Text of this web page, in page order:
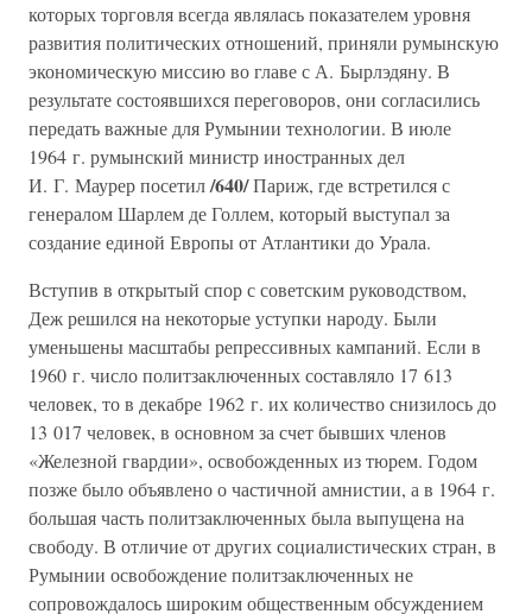
которых торговля всегда являлась показателем уровня
развития политических отношений, приняли румынскую
экономическую миссию во главе с А. Бырлэдяну. В
результате состоявшихся переговоров, они согласились
передать важные для Румынии технологии. В июле
1964 г. румынский министр иностранных дел
И. Г. Маурер посетил/640/Париж, где встретился с
генералом Шарлем де Голлем, который выступал за
создание единой Европы от Атлантики до Урала.
Вступив в открытый спор с советским руководством,
Деж решился на некоторые уступки народу. Были
уменьшены масштабы репрессивных кампаний. Если в
1960 г. число политзаключенных составляло 17 613
человек, то в декабре 1962 г. их количество снизилось до
13 017 человек, в основном за счет бывших членов
«Железной гвардии», освобожденных из тюрем. Годом
позже было объявлено о частичной амнистии, а в 1964 г.
большая часть политзаключенных была выпущена на
свободу. В отличие от других социалистических стран, в
Румынии освобождение политзаключенных не
сопровождалось широким общественным обсуждением